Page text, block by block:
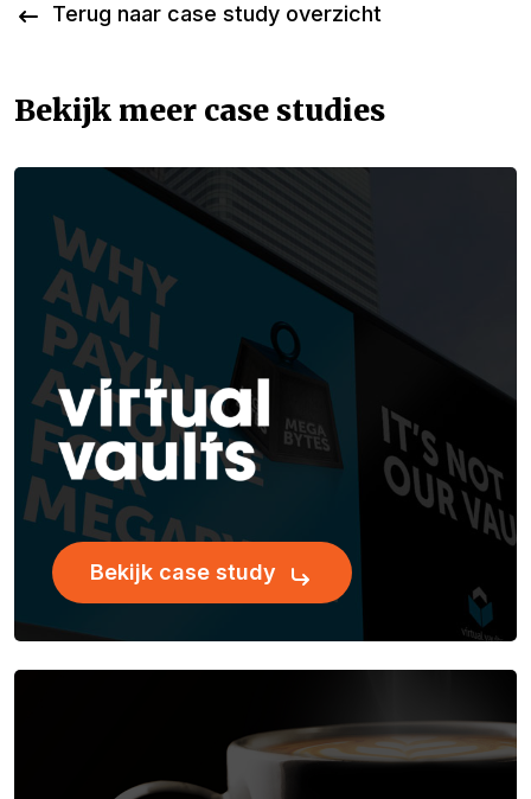
Terug naar case study overzicht
Bekijk meer case studies
Bekijk case study